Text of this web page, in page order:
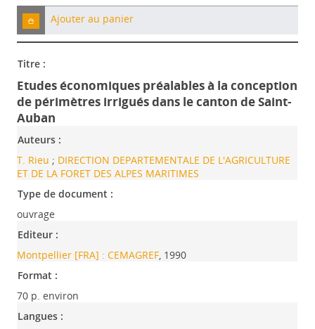
Ajouter au panier
Titre :
Etudes économiques préalables à la conception
de périmètres irrigués dans le canton de Saint-
Auban
Auteurs :
T. Rieu ; DIRECTION DEPARTEMENTALE DE L'AGRICULTURE
ET DE LA FORET DES ALPES MARITIMES
Type de document :
ouvrage
Editeur :
Montpellier [FRA] : CEMAGREF, 1990
Format :
70 p. environ
Langues :